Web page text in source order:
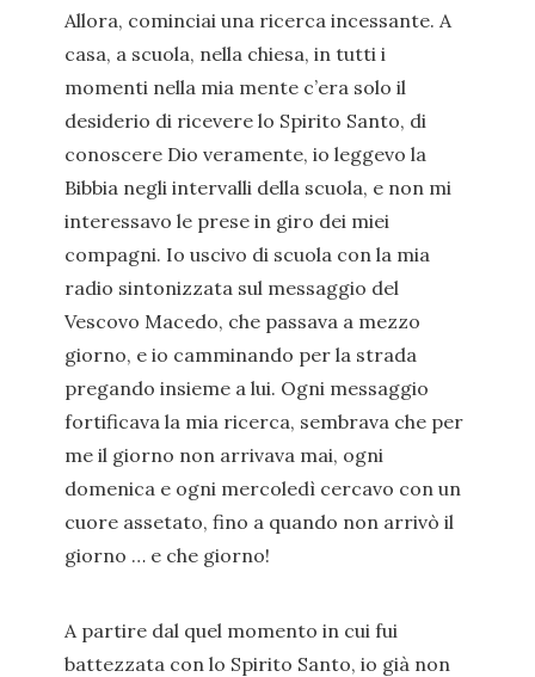
Allora, cominciai una ricerca incessante. A
casa, a scuola, nella chiesa, in tutti i
momenti nella mia mente c’era solo il
desiderio di ricevere lo Spirito Santo, di
conoscere Dio veramente, io leggevo la
Bibbia negli intervalli della scuola, e non mi
interessavo le prese in giro dei miei
compagni. Io uscivo di scuola con la mia
radio sintonizzata sul messaggio del
Vescovo Macedo, che passava a mezzo
giorno, e io camminando per la strada
pregando insieme a lui. Ogni messaggio
fortificava la mia ricerca, sembrava che per
me il giorno non arrivava mai, ogni
domenica e ogni mercoledì cercavo con un
cuore assetato, fino a quando non arrivò il
giorno … e che giorno!
A partire dal quel momento in cui fui
battezzata con lo Spirito Santo, io già non